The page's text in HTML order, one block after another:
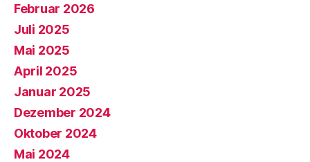
Februar 2026
Juli 2025
Mai 2025
April 2025
Januar 2025
Dezember 2024
Oktober 2024
Mai 2024